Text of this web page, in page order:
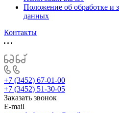
Положение об обработке и
данных
Контакты
+7 (3452) 67-01-00
+7 (3452) 51-30-05
Заказать звонок
E-mail